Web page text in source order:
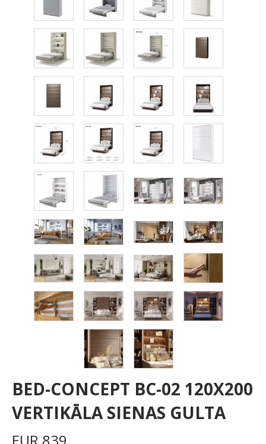
BED-CONCEPT BC-02 120X200
VERTIKĀLA SIENAS GULTA